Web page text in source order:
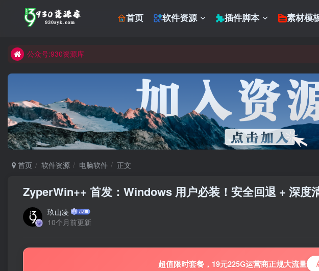
首页 软件资源 插件脚本 素材模
公众号:930资源库
首页 软件资源 电脑软件 正文
ZyperWin++ 首发：Windows 用户必装！安全回退 + 深度
玖山凌
10个月前更新
超值限时套餐，19元225G运营商正规大流量